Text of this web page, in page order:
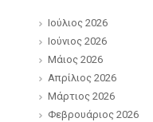
Ιούλιος 2026
Ιούνιος 2026
Μάιος 2026
Απρίλιος 2026
Μάρτιος 2026
Φεβρουάριος 2026